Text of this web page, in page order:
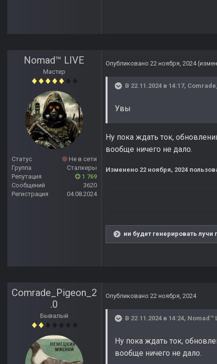
Nomad™ LIVE
Мастер
Статус
Не в сети
Группа
Сталкеры
Репутация
1 769
Сообщений
3620
Регистрация
04.08.2024
Опубликовано 22 ноября, 2024
В 22.11.2024 в 14:17,
Увы
Ну пока ждать ток,
вообще ничего не дало.
Изменено 22 ноября, 2024
ии будет генерировать
Comrade_Pigeon_2
.0
Бывалый
Опубликовано 22 ноября, 2024
В 22.11.2024 в 14:24, Nomad™
Ну пока ждать ток,
вообще ничего не дало.